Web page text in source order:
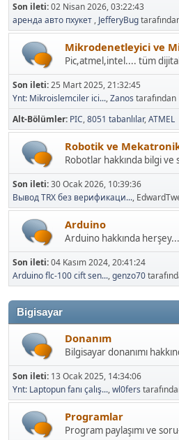
Son ileti:02 Nisan 2026, 03:22:43
аренда авто пхукет , JefferyBug
Mikrodenetleyici ve
Pic,atmel,intel.... tüm
Son ileti:25 Mart 2025, 21:32:45
Ynt: Mikroislemciler ici...,Zanos tarafından
Alt-Bölümler PIC 8051 tabanlılar ATMEL
Robotik ve
Robotlar hakkında bilgi ve
Son ileti:30 Ocak 2026, 10:39:36
Вывод TRX без верификаци...,
Arduino
Arduino hakkında herşey...
Son ileti:04 Kasım 2024, 20:41:24
Arduino flc-100 cift sen...,genzo70
Bigisayar
Donanım
Bilgisayar donanımı
Son ileti: 13 Ocak 2025, 14:34:06
Ynt: Laptopun fanı çalış...,wl0fers
Programlar
Program paylaşımı ve